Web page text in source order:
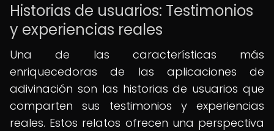
Historias de usuarios: Testimonios
y experiencias reales
Una de las características más
enriquecedoras de las aplicaciones de
adivinación son las historias de usuarios que
comparten sus testimonios y experiencias
reales. Estos relatos ofrecen una perspectiva